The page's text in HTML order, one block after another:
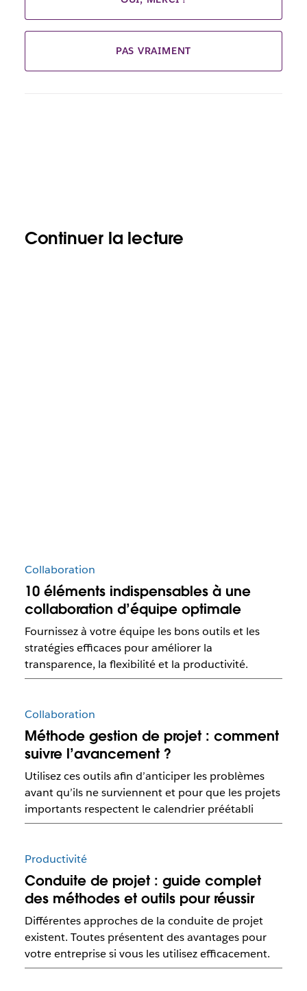
PAS VRAIMENT
Continuer la lecture
Collaboration
10 éléments indispensables à une
collaboration d’équipe optimale
Fournissez à votre équipe les bons outils et les
stratégies efficaces pour améliorer la
transparence, la flexibilité et la productivité.
Collaboration
Méthode gestion de projet : comment
suivre l’avancement ?
Utilisez ces outils afin d’anticiper les problèmes
avant qu’ils ne surviennent et pour que les projets
importants respectent le calendrier préétabli
Productivité
Conduite de projet : guide complet
des méthodes et outils pour réussir
Différentes approches de la conduite de projet
existent. Toutes présentent des avantages pour
votre entreprise si vous les utilisez efficacement.